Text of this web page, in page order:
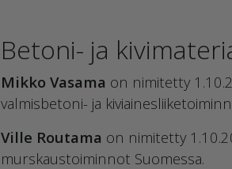
Betoni- ja
Mikko Vasama on nimitetty
valmisbetoni- ja
Ville Routama on nimitetty
murskaustoiminnot Suomessa.